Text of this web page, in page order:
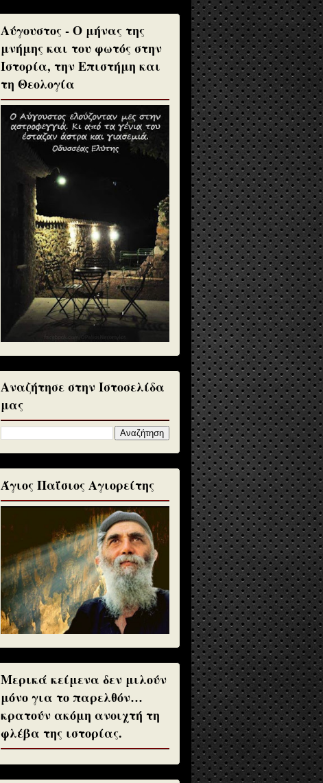
Αύγουστος - Ο μήνας της
μνήμης και του φωτός στην
Ιστορία, την Επιστήμη και
τη Θεολογία
Αναζήτησε στην Ιστοσελίδα
μας
Άγιος Παΐσιος Αγιορείτης
Μερικά κείμενα δεν μιλούν
μόνο για το παρελθόν…
κρατούν ακόμη ανοιχτή τη
φλέβα της ιστορίας.